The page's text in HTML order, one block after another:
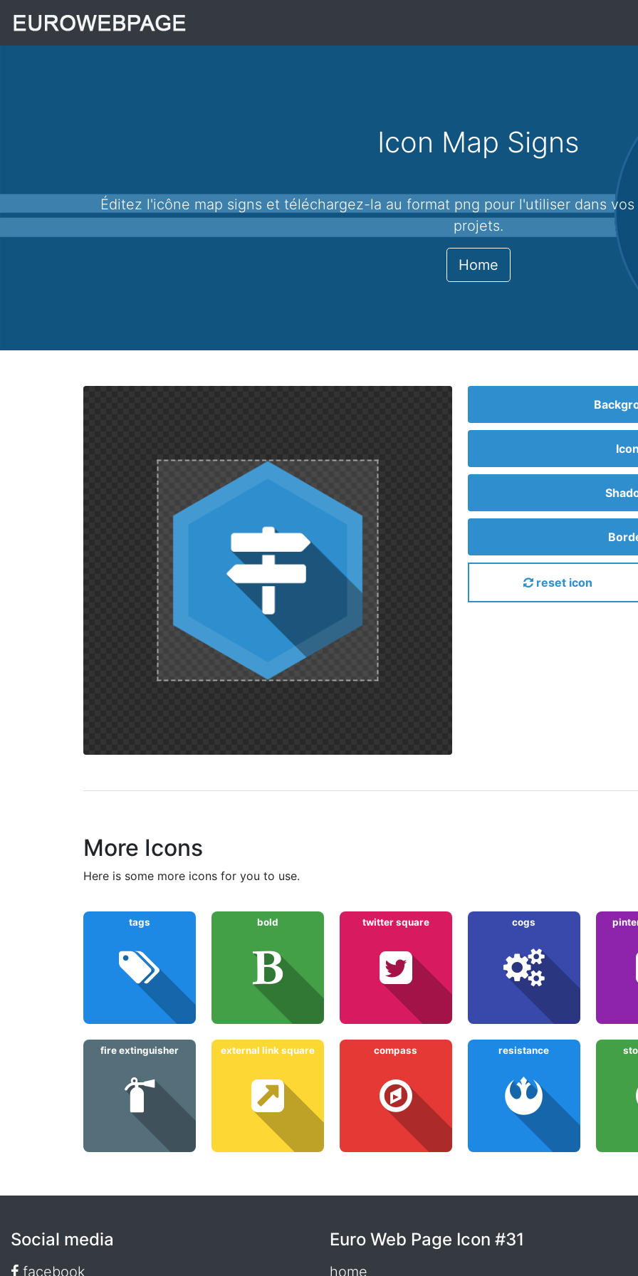
Icon Map Signs
Éditez l'icône map signs et téléchargez-la au format png pour l'utiliser dans vos applications, sites Web et autres
projets.
Home
reset icon
More Icons
here is some more icons for you to use.
tags bold twitter square cogs
fire extinguisher external link square compass resistance
Social media
facebook
Euro Web Page Icon #31
home